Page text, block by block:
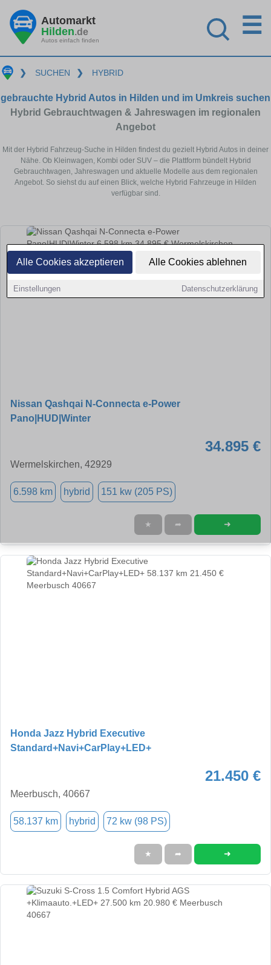
Alle Cookies akzeptieren Alle Cookies ablehnen
Einstellungen Datenschutzerklärung
Automarkt
Hilden.de
Autos einfach finden
☰
❯ SUCHEN ❯ HYBRID
gebrauchte Hybrid Autos in Hilden und im Umkreis suchen
Hybrid Gebrauchtwagen & Jahreswagen im regionalen
Angebot
Mit der Hybrid Fahrzeug-Suche in Hilden findest du gezielt Hybrid Autos in deiner
Nähe. Ob Kleinwagen, Kombi oder SUV – die Plattform bündelt Hybrid
Gebrauchtwagen, Jahreswagen und aktuelle Modelle aus dem regionalen
Angebot. So siehst du auf einen Blick, welche Hybrid Fahrzeuge in Hilden
verfügbar sind.
Nissan Qashqai N-Connecta e-Power
Pano|HUD|Winter
34.895 €
Wermelskirchen, 42929
6.598 km hybrid 151 kw (205 PS)
★ ➦ ➜
Honda Jazz Hybrid Executive
Standard+Navi+CarPlay+LED+
21.450 €
Meerbusch, 40667
58.137 km hybrid 72 kw (98 PS)
★ ➦ ➜